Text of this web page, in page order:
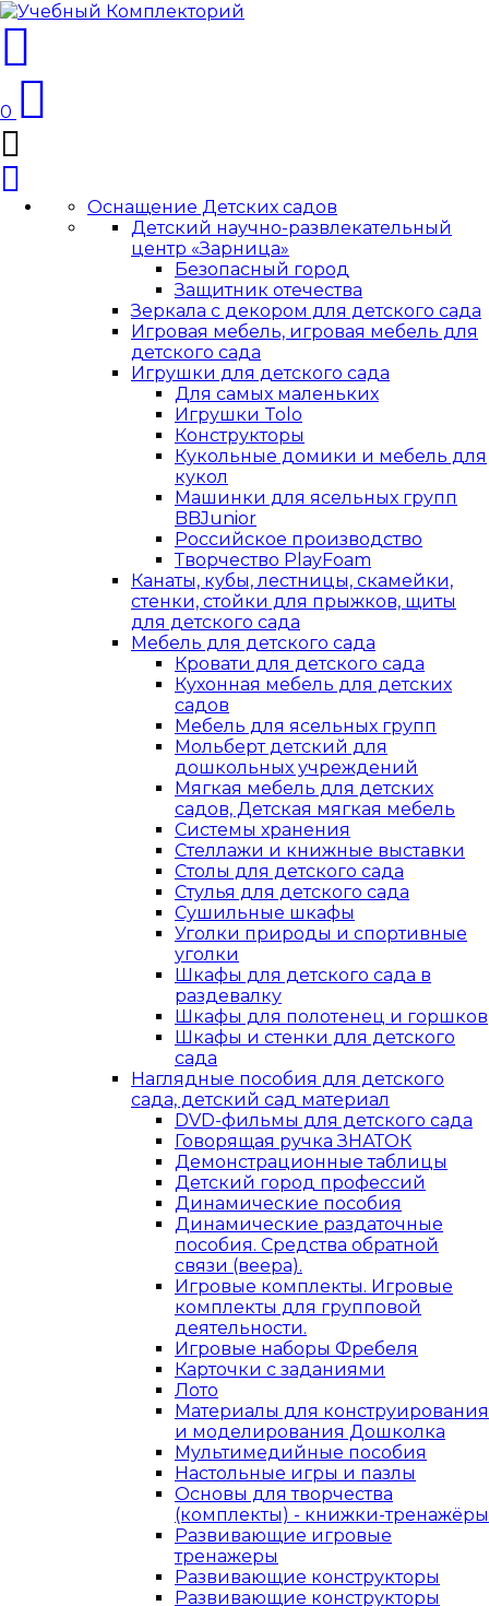
0
Оснащение Детских садов
Детский научно-развлекательный
центр «Зарница»
Безопасный город
Защитник отечества
Зеркала с декором для детского сада
Игровая мебель, игровая мебель для
детского сада
Игрушки для детского сада
Для самых маленьких
Игрушки Tolo
Конструкторы
Кукольные домики и мебель для
кукол
Машинки для ясельных групп
BBJunior
Российское производство
Творчество PlayFoam
Канаты, кубы, лестницы, скамейки,
стенки, стойки для прыжков, щиты
для детского сада
Мебель для детского сада
Кровати для детского сада
Кухонная мебель для детских
садов
Мебель для ясельных групп
Мольберт детский для
дошкольных учреждений
Мягкая мебель для детских
садов, Детская мягкая мебель
Системы хранения
Стеллажи и книжные выставки
Столы для детского сада
Стулья для детского сада
Сушильные шкафы
Уголки природы и спортивные
уголки
Шкафы для детского сада в
раздевалку
Шкафы для полотенец и горшков
Шкафы и стенки для детского
сада
Наглядные пособия для детского
сада, детский сад материал
DVD-фильмы для детского сада
Говорящая ручка ЗНАТОК
Демонстрационные таблицы
Детский город профессий
Динамические пособия
Динамические раздаточные
пособия. Средства обратной
связи (веера).
Игровые комплекты. Игровые
комплекты для групповой
деятельности.
Игровые наборы Фребеля
Карточки с заданиями
Лото
Материалы для конструирования
и моделирования Дошколка
Мультимедийные пособия
Настольные игры и пазлы
Основы для творчества
(комплекты) - книжки-тренажёры
Развивающие игровые
тренажеры
Развивающие конструкторы
Развивающие конструкторы